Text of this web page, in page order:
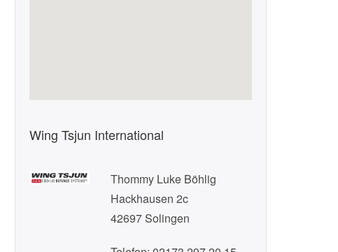
Wing Tsjun International
Thommy Luke Böhlig
Hackhausen 2c
42697 Solingen